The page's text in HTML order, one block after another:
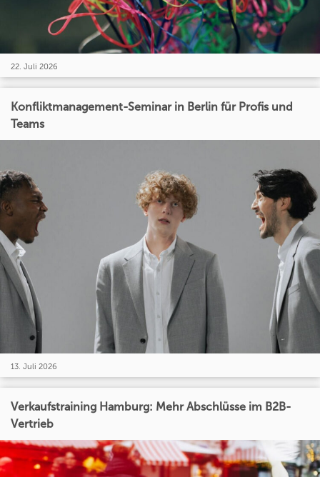
22. Juli 2026
Konfliktmanagement-Seminar in Berlin für Profis und
Teams
13. Juli 2026
Verkaufstraining Hamburg: Mehr Abschlüsse im B2B-
Vertrieb